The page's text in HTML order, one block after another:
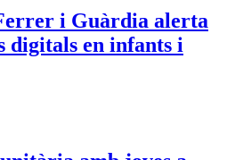
i Guàrdia alerta
digitals en infants i